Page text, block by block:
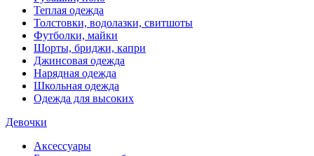
Теплая одежда
Толстовки, водолазки, свитшоты
Футболки, майки
Шорты, бриджи, капри
Джинсовая одежда
Нарядная одежда
Школьная одежда
Одежда для высоких
Девочки
Аксессуары